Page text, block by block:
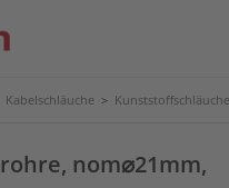
Kabelschläuche >
nom⌀21mm,